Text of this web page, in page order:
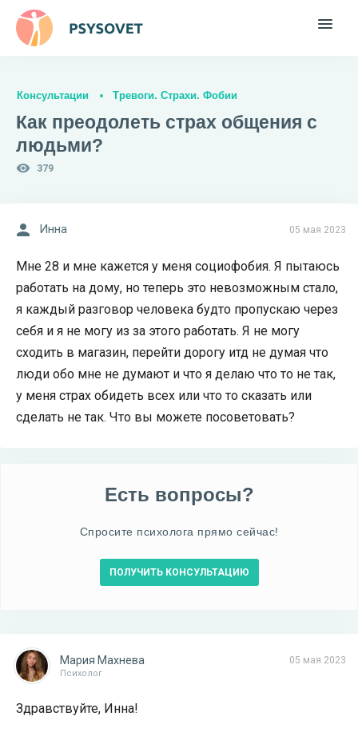
Консультации Тревоги. Страхи. Фобии
Как преодолеть страх общения с
людьми?
379
05 мая 2023
Инна
Мне 28 и мне кажется у меня социофобия. Я пытаюсь
работать на дому, но теперь это невозможным стало,
я каждый разговор человека будто пропускаю через
себя и я не могу из за этого работать. Я не могу
сходить в магазин, перейти дорогу итд не думая что
люди обо мне не думают и что я делаю что то не так,
у меня страх обидеть всех или что то сказать или
сделать не так. Что вы можете посоветовать?
Есть вопросы?
Спросите психолога прямо сейчас!
ПОЛУЧИТЬ КОНСУЛЬТАЦИЮ
05 мая 2023
Мария Махнева
Психолог
Здравствуйте, Инна!